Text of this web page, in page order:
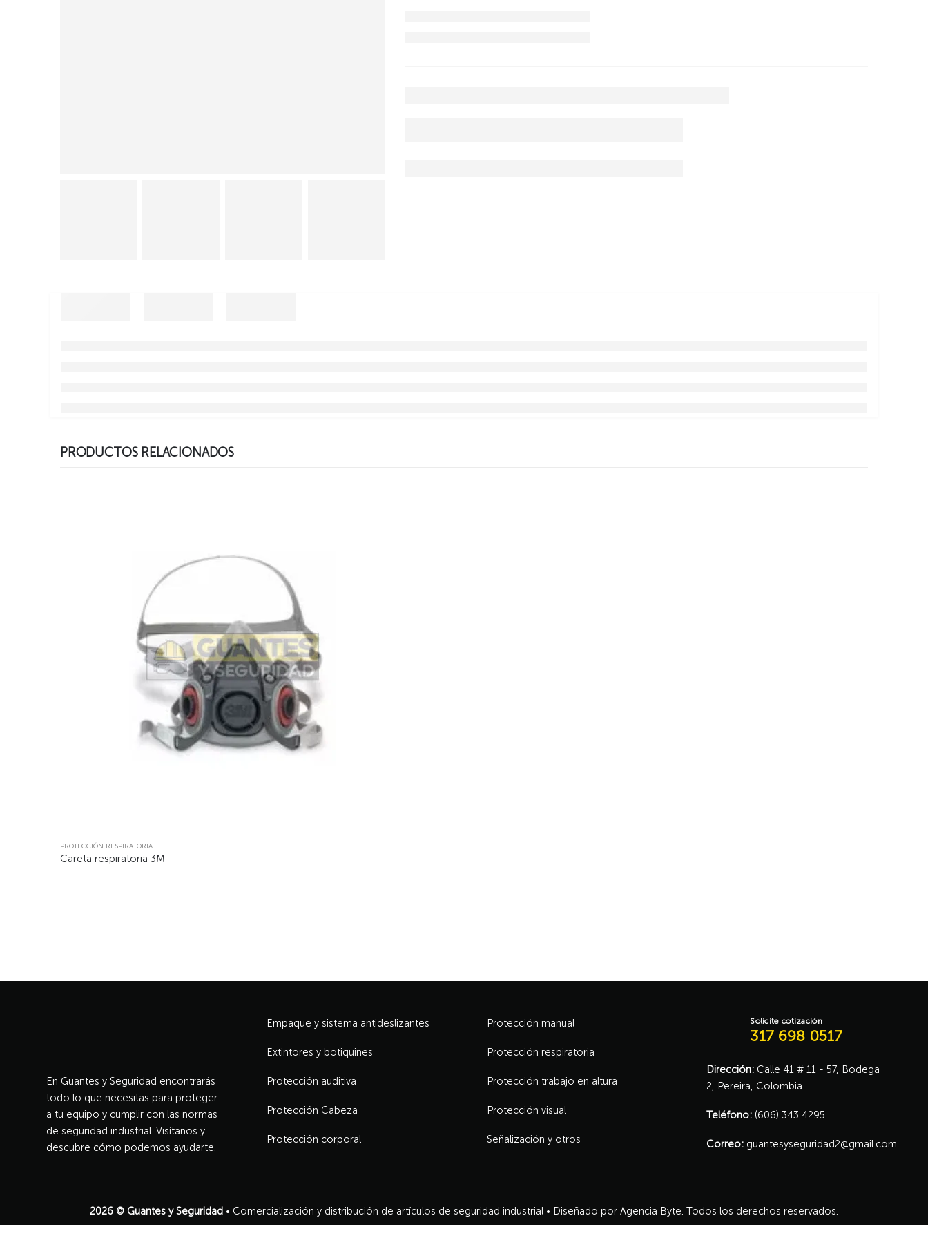
PRODUCTOS RELACIONADOS
PROTECCIÓN RESPIRATORIA
Careta respiratoria 3M
En Guantes y Seguridad encontrarás
todo lo que necesitas para proteger
a tu equipo y cumplir con las normas
de seguridad industrial. Visítanos y
descubre cómo podemos ayudarte.
Empaque y sistema antideslizantes
Extintores y botiquines
Protección auditiva
Protección Cabeza
Protección corporal
Protección manual
Protección respiratoria
Protección trabajo en altura
Protección visual
Señalización y otros
Solicite cotización
317 698 0517
Dirección: Calle 41 # 11 - 57, Bodega
2, Pereira, Colombia.
Teléfono: (606) 343 4295
Correo: guantesyseguridad2@gmail.com
2026 © Guantes y Seguridad • Comercialización y distribución de artículos de seguridad industrial • Diseñado por Agencia Byte. Todos los derechos reservados.